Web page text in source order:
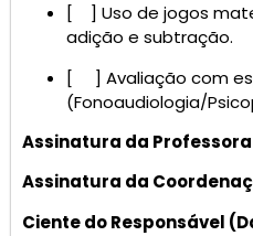
[ ] Uso de jogos
adição e subtração.
[ ] Avaliação com
(Fonoaudiologia/
Assinatura da Professora
Assinatura da
Ciente do Responsável